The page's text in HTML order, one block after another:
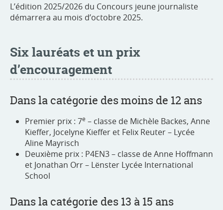
L’édition 2025/2026 du Concours jeune journaliste
démarrera au mois d’octobre 2025.
Six lauréats et un prix
d’encouragement
Dans la catégorie des moins de 12 ans
Premier prix : 7e – classe de Michèle Backes, Anne
Kieffer, Jocelyne Kieffer et Felix Reuter – Lycée
Aline Mayrisch
Deuxième prix : P4EN3 – classe de Anne Hoffmann
et Jonathan Orr – Lënster Lycée International
School
Dans la catégorie des 13 à 15 ans